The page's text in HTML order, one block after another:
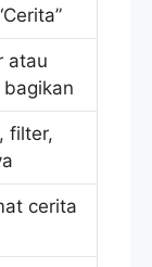
atau
filter,
cerita